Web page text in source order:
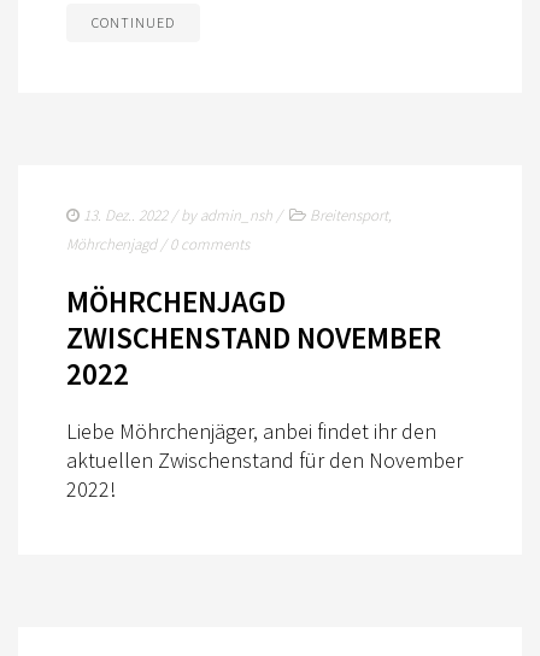
CONTINUED
13. Dez.. 2022/ byadmin_nsh / Breitensport,
Möhrchenjagd/0 comments
MÖHRCHENJAGD
ZWISCHENSTAND NOVEMBER
2022
Liebe Möhrchenjäger, anbei findet ihr den
aktuellen Zwischenstand für den November
2022!